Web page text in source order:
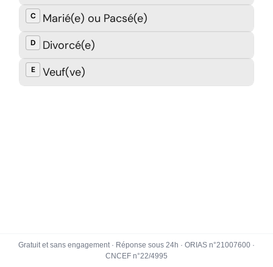
Gratuit et sans engagement · Réponse sous 24h · ORIAS n°21007600 ·
CNCEF n°22/4995